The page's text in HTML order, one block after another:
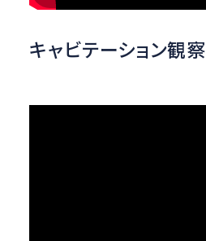
キャビテーション観察